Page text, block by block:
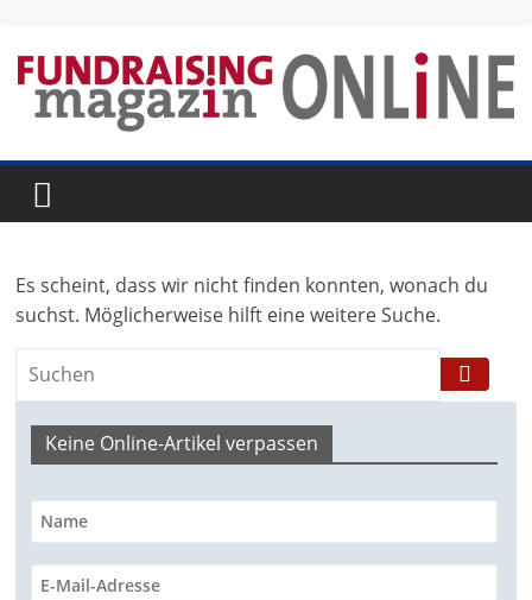
content
Fundraising-
Magazin
B
r
Es scheint, dass wir nicht finden konnten, wonach du
suchst. Möglicherweise hilft eine weitere Suche.
Keine Online-Artikel verpassen